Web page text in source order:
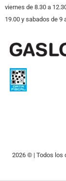
viernes de 8.30 a
19.00 y sabados de 9
2026 © | Todos los